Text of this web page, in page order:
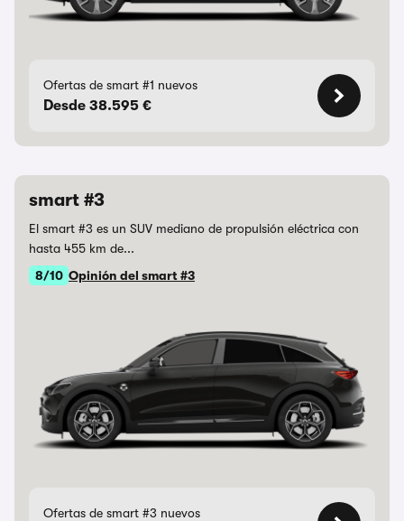
Ofertas de smart #1 nuevos
Desde 38.595 €
smart #3
El smart #3 es un SUV mediano de propulsión eléctrica con
hasta 455 km de...
8/10 Opinión del smart #3
Ofertas de smart #3 nuevos